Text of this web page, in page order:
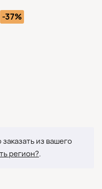
-37%
из вашего
регион?.